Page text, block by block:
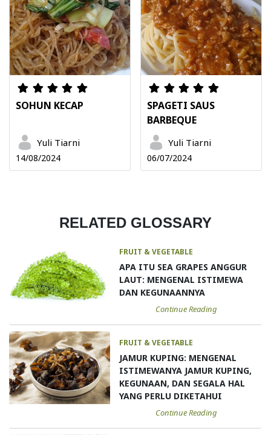
SOHUN KECAP
Yuli Tiarni
14/08/2024
SPAGETI SAUS
BARBEQUE
Yuli Tiarni
06/07/2024
RELATED GLOSSARY
FRUIT & VEGETABLE
APA ITU SEA GRAPES ANGGUR
LAUT: MENGENAL ISTIMEWA
DAN KEGUNAANNYA
Continue Reading
FRUIT & VEGETABLE
JAMUR KUPING: MENGENAL
ISTIMEWANYA JAMUR KUPING,
KEGUNAAN, DAN SEGALA HAL
YANG PERLU DIKETAHUI
Continue Reading